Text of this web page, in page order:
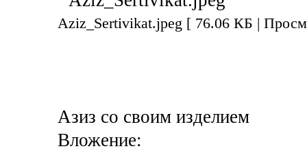
Aziz_Sertivikat.jpeg [ 76.06 КБ |
Азиз со своим изделием
Вложение: